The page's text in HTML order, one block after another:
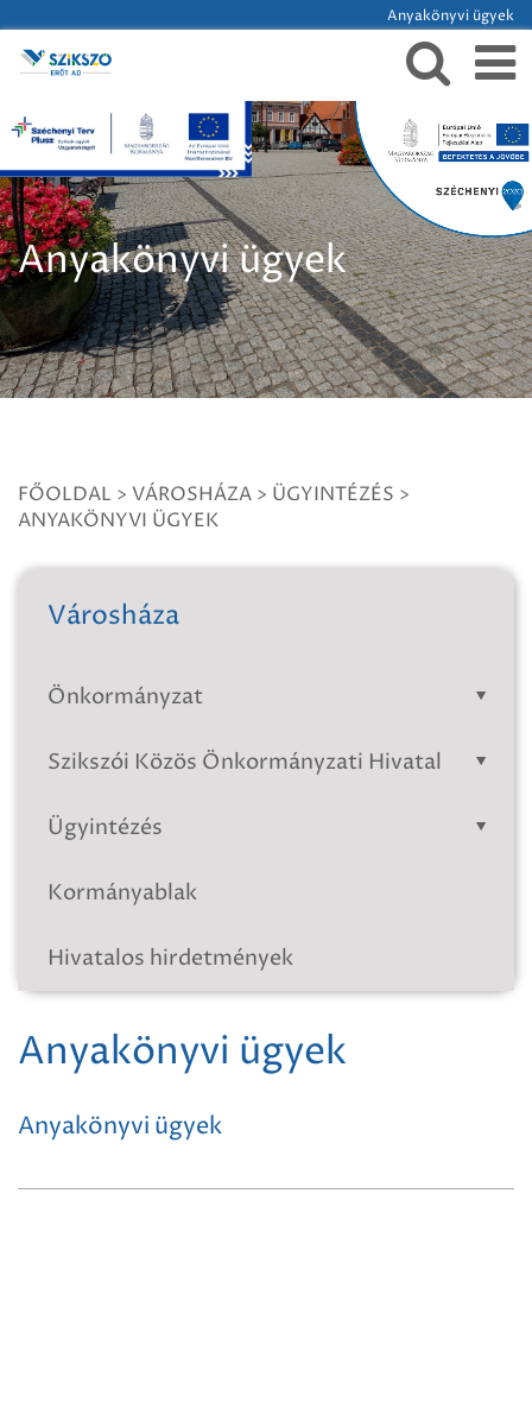
Anyakönyvi ügyek
Anyakönyvi ügyek
FŐOLDAL > VÁROSHÁZA > ÜGYINTÉZÉS >
ANYAKÖNYVI ÜGYEK
Városháza
Önkormányzat
Szikszói Közös Önkormányzati Hivatal
Ügyintézés
Kormányablak
Hivatalos hirdetmények
Anyakönyvi ügyek
Anyakönyvi ügyek